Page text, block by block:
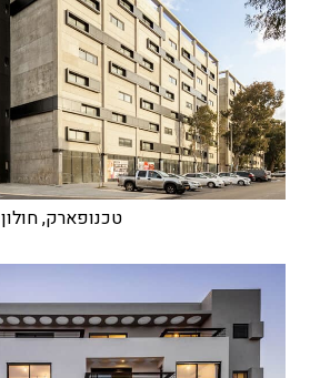
טכנופארק, חולון